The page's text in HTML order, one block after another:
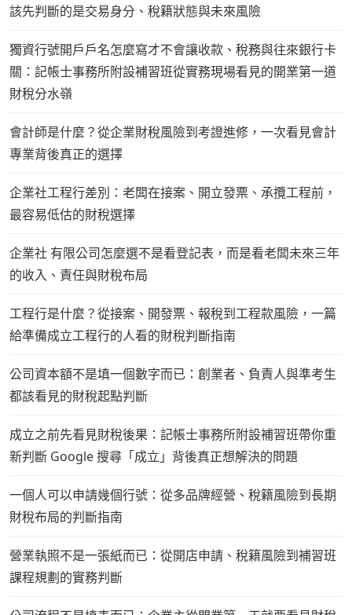
該先判斷的是交易身分、稅籍狀態與未來風險
獨資行號開戶戶名怎麼寫才不會讓收款、稅務與往來銀行卡
關：記帳士事務所附設補習班從實務現場看見的開業第一道
財稅分水嶺
會計師是什麼？從企業財稅風險到考證進修，一次看見會計
專業背後真正的選擇
企業社工程行差別：老闆在接案、開立發票、承攬工程前，
最容易低估的財稅選擇
企業社 有限公司怎麼選不是看登記表，而是看老闆未來三年
的收入、責任與財稅布局
工程行是什麼？從接案、開發票、報稅到工程款風險，一篇
給準備成立工程行的人看的財稅判斷指南
公司資本額不是填一個數字而已：創業者、負責人與準考生
都該看見的財稅起點判斷
成立之前先看見財稅後果：記帳士事務所附設補習班帶你重
新判斷 Google 搜尋「成立」背後真正想解決的問題
一個人可以申請幾個行號：從多品牌經營、稅籍風險到長期
財稅布局的判斷指南
營業執照不是一張紙而已：從開店申請、稅籍風險到補習班
課程規劃的實務判斷